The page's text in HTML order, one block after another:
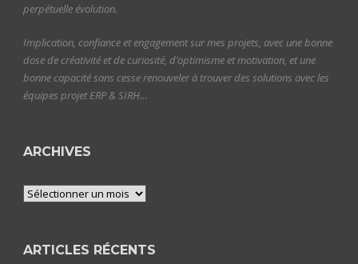
perpétuelle évolution.
Implication, confiance et engagement sur mes projets, avec une bonne
dose de créativité et de curiosité, d’optimisme et motivation, et une
bonne capacité sans cesse renouveler à trouver des solutions avec les
équipes projet ERP & SIRH…
ARCHIVES
Archives
ARTICLES RÉCENTS